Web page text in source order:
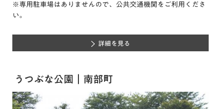
※専用駐車場はありませんので、公共交通機関をご利用くださ
い。
詳細を見る
うつぶな公園｜南部町